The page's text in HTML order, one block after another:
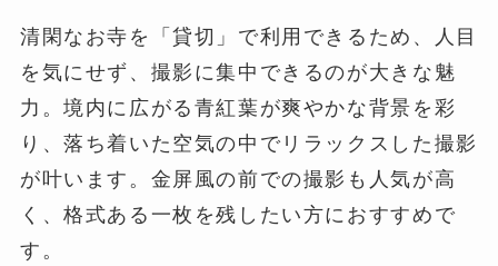
清閑なお寺を「貸切」で利用できるため、人目
を気にせず、撮影に集中できるのが大きな魅
力。境内に広がる青紅葉が爽やかな背景を彩
り、落ち着いた空気の中でリラックスした撮影
が叶います。金屏風の前での撮影も人気が高
く、格式ある一枚を残したい方におすすめで
す。